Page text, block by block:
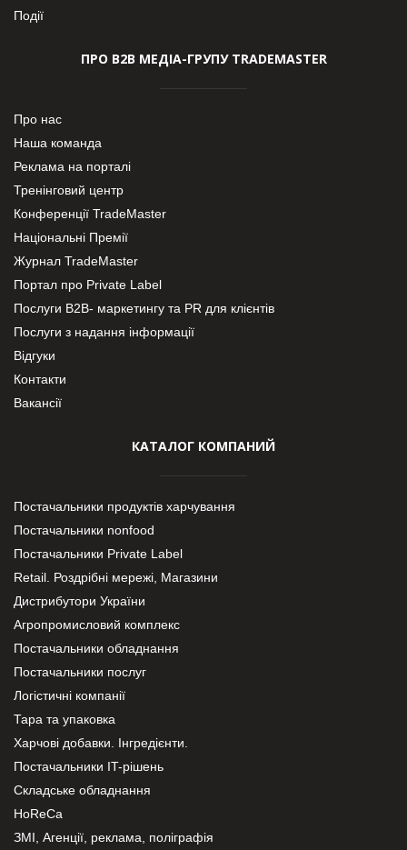
Події
ПРО В2В МЕДІА-ГРУПУ TRADEMASTER
Про нас
Наша команда
Реклама на порталі
Тренінговий центр
Конференції TradeMaster
Національні Премії
Журнал TradeMaster
Портал про Private Label
Послуги В2В- маркетингу та PR для клієнтів
Послуги з надання інформації
Відгуки
Контакти
Вакансії
КАТАЛОГ КОМПАНИЙ
Постачальники продуктів харчування
Постачальники nonfood
Постачальники Private Label
Retail. Роздрібні мережі, Магазини
Дистрибутори України
Агропромисловий комплекс
Постачальники обладнання
Постачальники послуг
Логістичні компанії
Тара та упаковка
Харчові добавки. Інгредієнти.
Постачальники IT-рішень
Складське обладнання
HoReCa
ЗМІ, Агенції, реклама, поліграфія